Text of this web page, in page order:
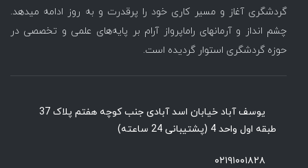
گردشگری آغاز و مسیر کاری خود را پرقدرت و به روز ادامه میدهد.
چشم انداز و آرمانهای راماپرواز آرام بر پایه‌های علمی و تخصصی در
حوزه گردشگری استوار گردیده است.
یوسف آباد خیابان اسد آبادی جنب کوچه هفتم پلاک 37
طبقه اول واحد 4 (پشتیبانی 24 ساعته)
۰۲۱۹۱۰۰۱۸۲۸